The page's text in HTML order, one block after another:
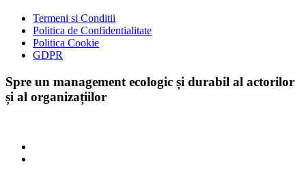
Termeni si Conditii
Politica de Confidentialitate
Politica Cookie
GDPR
Spre un management ecologic și durabil al actorilor
și al organizațiilor